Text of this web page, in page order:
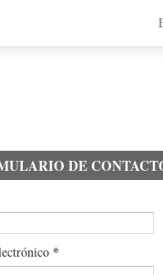
DE
*